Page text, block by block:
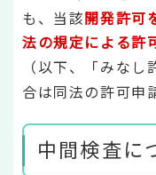
も、当該開発許可
法の規定による許
（以下、「みな
合は同法の許可申
中間検査に